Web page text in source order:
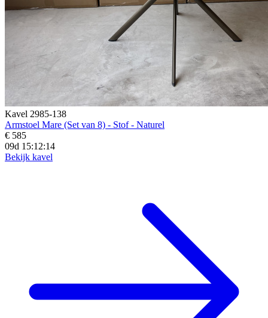
Kavel 2985-138
Armstoel Mare (Set van 8) - Stof - Naturel
€ 585
09d 15:12:13
Bekijk kavel